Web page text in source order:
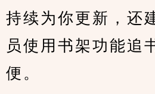
持续为你更新，还
员使用书架功能追
便。